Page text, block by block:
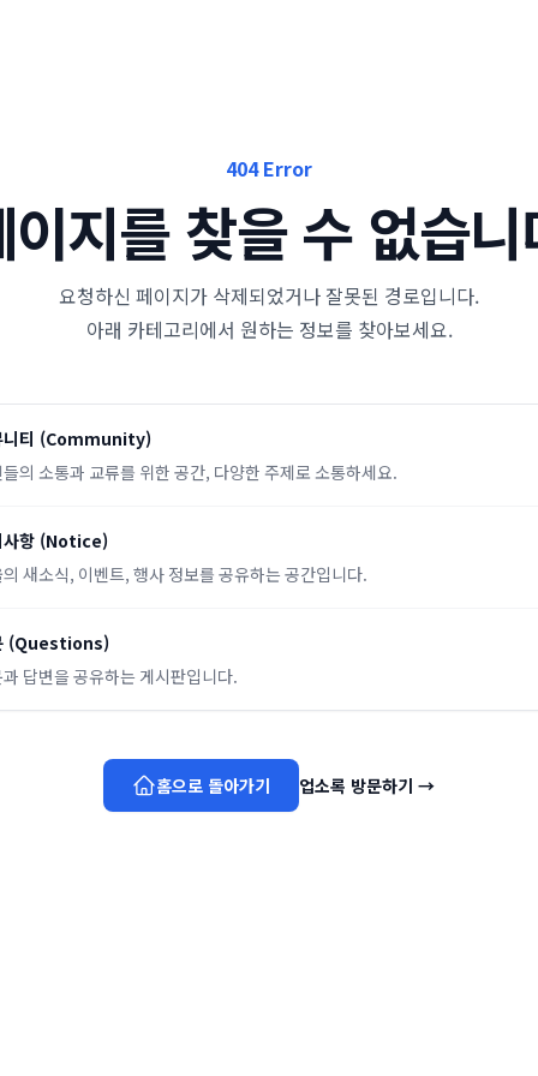
404 Error
이지를 찾을 수 없습
요청하신 페이지가 삭제되었거나 잘못된 경로입니다.
아래 카테고리에서 원하는 정보를 찾아보세요.
티 (Community)
의 소통과 교류를 위한 공간, 다양한 주제로 소통하세요.
항 (Notice)
의 새소식, 이벤트, 행사 정보를 공유하는 공간입니다.
(Questions)
답변을 공유하는 게시판입니다.
홈으로 돌아가기 업소록 방문하기 →